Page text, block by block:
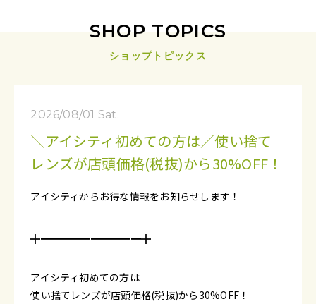
SHOP TOPICS
ショップトピックス
2026/08/01 Sat.
＼アイシティ初めての方は／使い捨て
レンズが店頭価格(税抜)から30%OFF！
アイシティからお得な情報をお知らせします！
╋━━━━━━━━━━╋
アイシティ初めての方は
使い捨てレンズが店頭価格(税抜)から30%OFF！